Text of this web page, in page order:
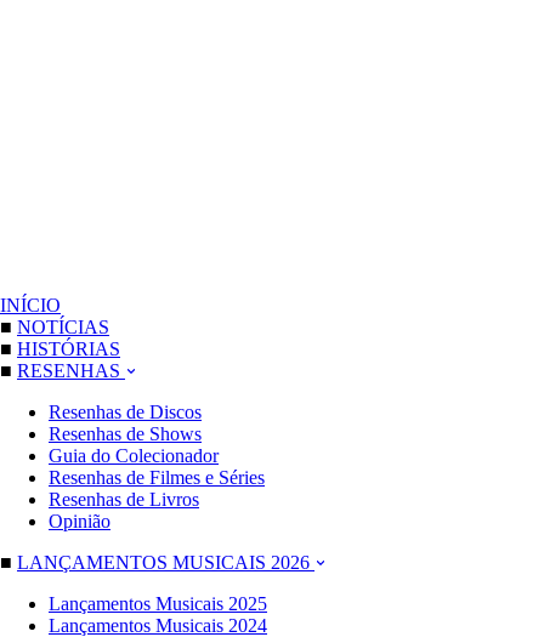
INÍCIO
■ NOTÍCIAS
■ HISTÓRIAS
■ RESENHAS
Resenhas de Discos
Resenhas de Shows
Guia do Colecionador
Resenhas de Filmes e Séries
Resenhas de Livros
Opinião
■ LANÇAMENTOS MUSICAIS 2026
Lançamentos Musicais 2025
Lançamentos Musicais 2024